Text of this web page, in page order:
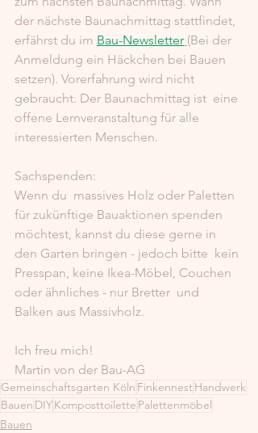
der nächste Baunachmittag stattfindet,
erfährst du im Bau-Newsletter (Bei der
Anmeldung ein Häckchen bei Bauen
setzen). Vorerfahrung wird nicht
gebraucht. Der Baunachmittag ist  eine
offene Lernveranstaltung für alle
interessierten Menschen.
Sachspenden:
Wenn du  massives Holz oder Paletten
für zukünftige Bauaktionen spenden
möchtest, kannst du diese gerne in
den Garten bringen - jedoch bitte  kein
Presspan, keine Ikea-Möbel, Couchen
oder ähnliches - nur Bretter  und
Balken aus Massivholz.
Ich freu mich!
Martin von der Bau-AG
Gemeinschaftsgarten Köln Finkennest Handwerk
Bauen DIYKomposttoilette Palettenmöbel
Bauen